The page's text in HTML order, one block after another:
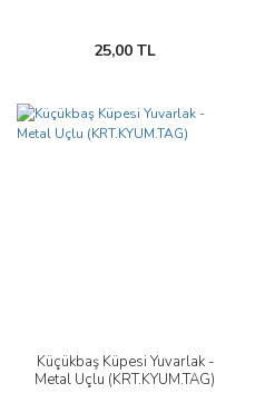
25,00 TL
Küçükbaş Küpesi Yuvarlak -
Metal Uçlu (KRT.KYUM.TAG)